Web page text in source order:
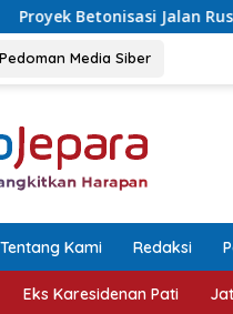
Rusak Parah di Sekuro
Pedoman Media Siber
Tentang Kami Redaksi
Eks Karesidenan Pati